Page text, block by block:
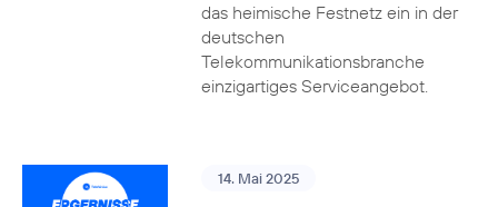
das heimische Festnetz ein in der
deutschen
Telekommunikationsbranche
einzigartiges Serviceangebot.
14. Mai 2025